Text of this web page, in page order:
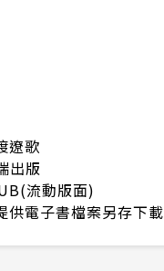
遼歌
出版
流動版面)
供電子書檔案另存下載